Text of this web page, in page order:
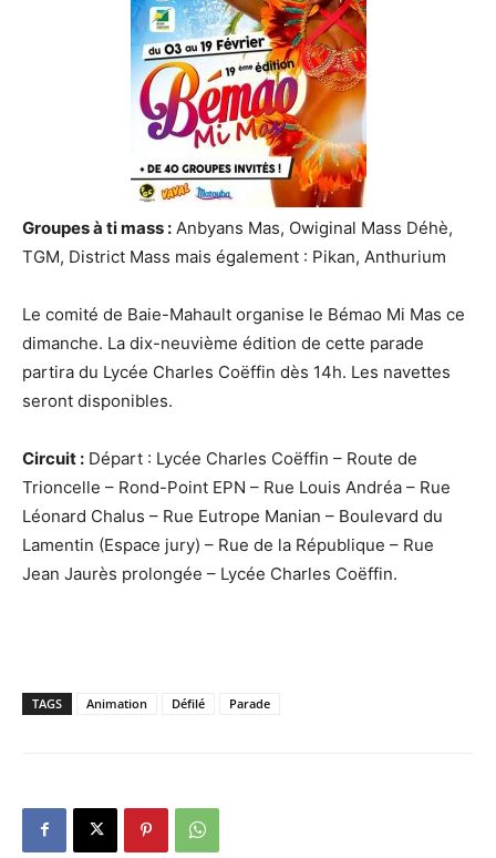
Groupes à ti mass : Anbyans Mas, Owiginal Mass Déhè,
TGM, District Mass mais également : Pikan, Anthurium
Le comité de Baie-Mahault organise le Bémao Mi Mas ce
dimanche. La dix-neuvième édition de cette parade
partira du Lycée Charles Coëffin dès 14h. Les navettes
seront disponibles.
Circuit : Départ : Lycée Charles Coëffin – Route de
Trioncelle – Rond-Point EPN – Rue Louis Andréa – Rue
Léonard Chalus – Rue Eutrope Manian – Boulevard du
Lamentin (Espace jury) – Rue de la République – Rue
Jean Jaurès prolongée – Lycée Charles Coëffin.
TAGS Animation Défilé Parade